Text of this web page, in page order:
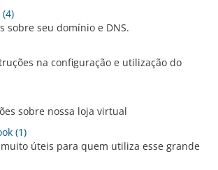
sobre seu domínio e DNS.
na configuração e utilização do
sobre nossa loja virtual
(1)
úteis para quem utiliza esse grande